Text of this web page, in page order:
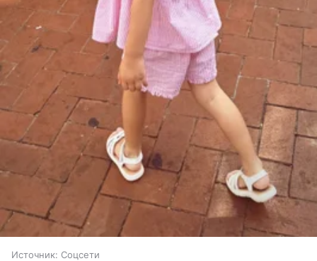
Источник: Соцсети